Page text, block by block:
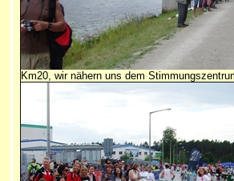
Km20, wir nähern uns dem